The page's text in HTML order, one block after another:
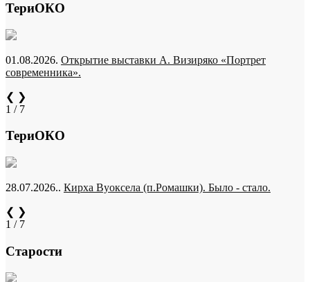
ТериОКО
01.08.2026. Открытие выставки А. Визиряко «Портрет
современника».
❮ ❯
1 / 7
ТериОКО
28.07.2026.. Кирха Вуоксела (п.Ромашки). Было - стало.
❮ ❯
1 / 7
Старости